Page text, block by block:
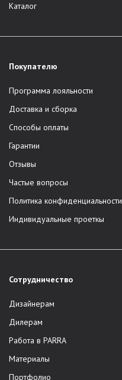
Каталог
Покупателю
Программа лояльности
Доставка и сборка
Способы оплаты
Гарантии
Отзывы
Частые вопросы
Политика конфиденциальности
Индивидуальные проеткы
Сотрудничество
Дизайнерам
Дилерам
Работа в PARRA
Материалы
Портфолио